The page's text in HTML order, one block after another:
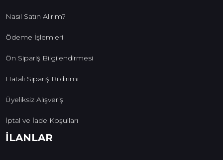
Nasıl Satın Alırım?
Ödeme İşlemleri
Ön Sipariş Bilgilendirmesi
Hatalı Sipariş Bildirimi
Üyeliksiz Alışveriş
İptal ve İade Koşulları
İLANLAR